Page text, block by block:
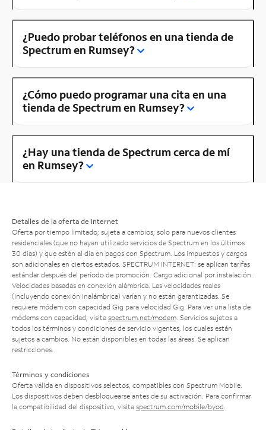
¿Puedo probar teléfonos en una tienda de
Spectrum en Rumsey?
¿Cómo puedo programar una cita en una
tienda de Spectrum en Rumsey?
¿Hay una tienda de Spectrum cerca de mí
en Rumsey?
Detalles de la oferta de Internet
Oferta por tiempo limitado; sujeta a cambios; solo para nuevos clientes
residenciales (que no hayan utilizado servicios de Spectrum en los últimos
30 días) y que estén al día en pagos con Spectrum. Los impuestos y cargos
son adicionales en ciertos estados. SPECTRUM INTERNET: se aplican tarifas
estándar después del período de promoción. Cargo adicional por instalación.
Velocidades basadas en conexión alámbrica. Las velocidades reales
(incluyendo conexión inalámbrica) varían y no están garantizadas. Se
requiere módem con capacidad Gig para velocidad Gig. Para ver una lista de
módems con capacidad, visita spectrum.net/modem . Servicios sujetos a
todos los términos y condiciones de servicio vigentes, los cuales están
sujetos a cambios. No están disponibles en todas las áreas. Se aplican
restricciones.
Términos y condiciones
Oferta válida en dispositivos selectos, compatibles con Spectrum Mobile.
Los dispositivos deben desbloquearse antes de su activación. Para confirmar
la compatibilidad del dispositivo, visita spectrum.com/mobile/byod